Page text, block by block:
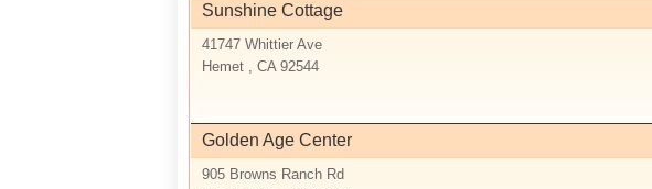
Sunshine Cottage
41747 Whittier Ave
Hemet , CA 92544
Golden Age Center
905 Browns Ranch Rd